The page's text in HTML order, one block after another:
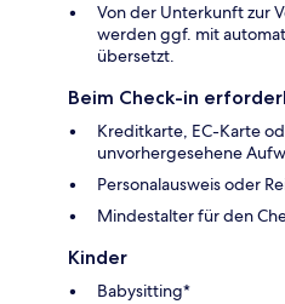
Von der Unterkunft zur
werden ggf. mit
übersetzt.
Beim Check-in
Kreditkarte, EC-Karte
unvorhergesehene
Personalausweis oder
Mindestalter für den
Kinder
Babysitting*